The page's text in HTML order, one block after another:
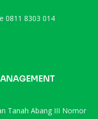
0811 8303 014
Tanah Abang III Nomor